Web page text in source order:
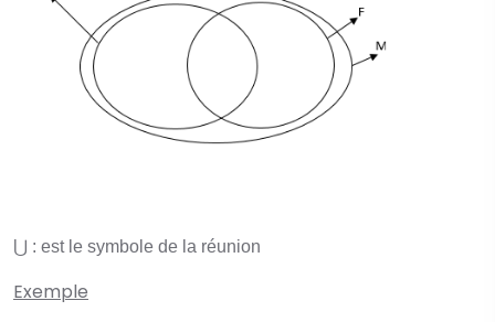
⋃ : est le symbole de la réunion
Exemple